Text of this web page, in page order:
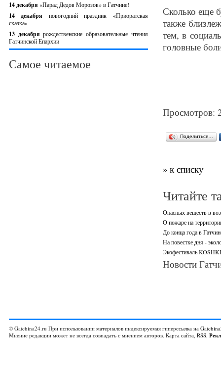
14 декабря «Парад Дедов Морозов» в Гатчине!
14 декабря новогодний праздник «Приоратская
сказка»
13 декабрярождественские образовательные чтения
Гатчинской Епархии
Самое читаемое
Сколько еще
также
тем, в
головные
Просмотров:
Поделиться…
» к списку
Читайте
Опасных веществ в
О пожаре на
До конца года в
На повестке дня -
Экофестиваль
Новости
© Gatchina24.ru При использовании материалов индексируемая гиперссылка на
Мнение редакции может не всегда совпадать с мнением авторов. Карта сайта, RSS,